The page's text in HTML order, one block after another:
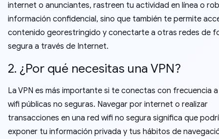
internet o anunciantes, rastreen tu actividad en línea o
información confidencial, sino que también te permite
contenido georestringido y conectarte a otras redes de
segura a través de Internet.
2. ¿Por qué necesitas una VPN?
La VPN es más importante si te conectas con frecuencia
wifi públicas no seguras. Navegar por internet o realizar
transacciones en una red wifi no segura significa que
exponer tu información privada y tus hábitos de